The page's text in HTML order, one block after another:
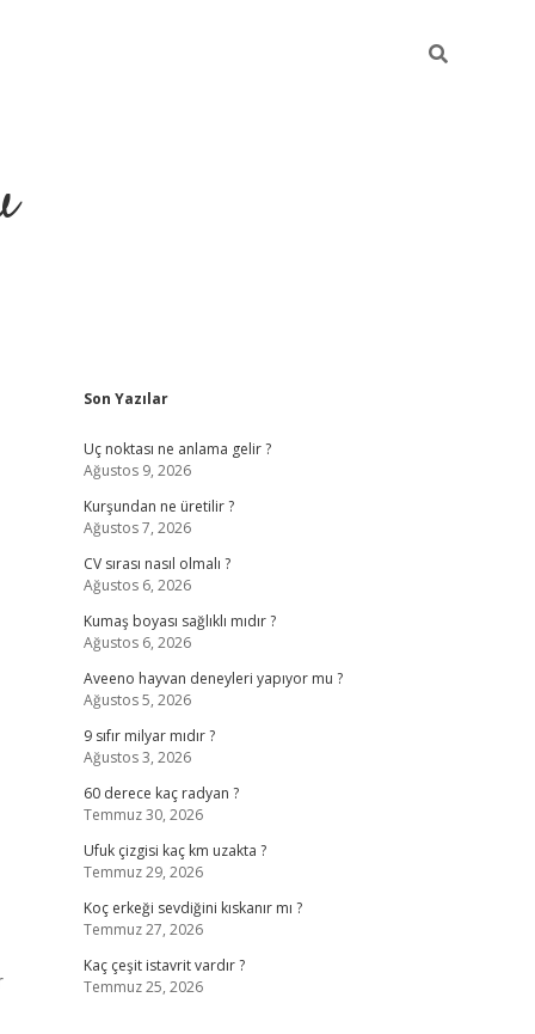
Sidebar
Son Yazılar
Uç noktası ne anlama gelir ?
Ağustos 9, 2026
Kurşundan ne üretilir ?
Ağustos 7, 2026
CV sırası nasıl olmalı ?
Ağustos 6, 2026
Kumaş boyası sağlıklı mıdır ?
Ağustos 6, 2026
Aveeno hayvan deneyleri yapıyor mu ?
Ağustos 5, 2026
9 sıfır milyar mıdır ?
Ağustos 3, 2026
60 derece kaç radyan ?
Temmuz 30, 2026
Ufuk çizgisi kaç km uzakta ?
Temmuz 29, 2026
Koç erkeği sevdiğini kıskanır mı ?
Temmuz 27, 2026
Kaç çeşit istavrit vardır ?
Temmuz 25, 2026